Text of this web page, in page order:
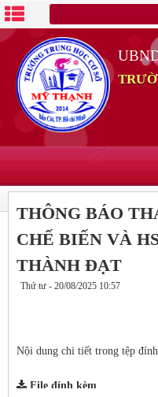
THÔNG BÁO
CHẾ BIẾN VÀ
THÀNH ĐẠT
Thứ tư - 20/08/2025 10:57
Nội dung chi tiết trong tệp
File đính kèm